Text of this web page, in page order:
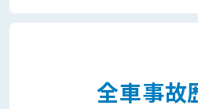
全車事故